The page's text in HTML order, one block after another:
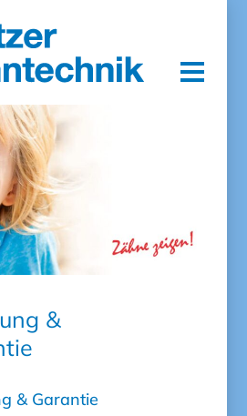
KONTAKT
IMPRESSUM
&
& Garantie